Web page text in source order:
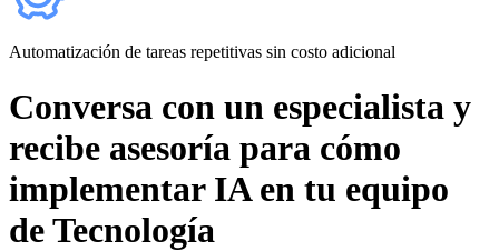
Automatización de tareas repetitivas sin costo adicional
Conversa con un especialista y
recibe asesoría para cómo
implementar IA en tu equipo
de Tecnología